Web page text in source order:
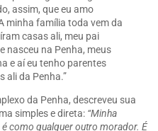
assim, que eu amo
minha família toda vem da
casas ali, meu pai
nasceu na Penha, meus
e aí eu tenho parentes
ali da Penha.”
da Penha, descreveu sua
simples e direta: “Minha
como qualquer outro morador. É